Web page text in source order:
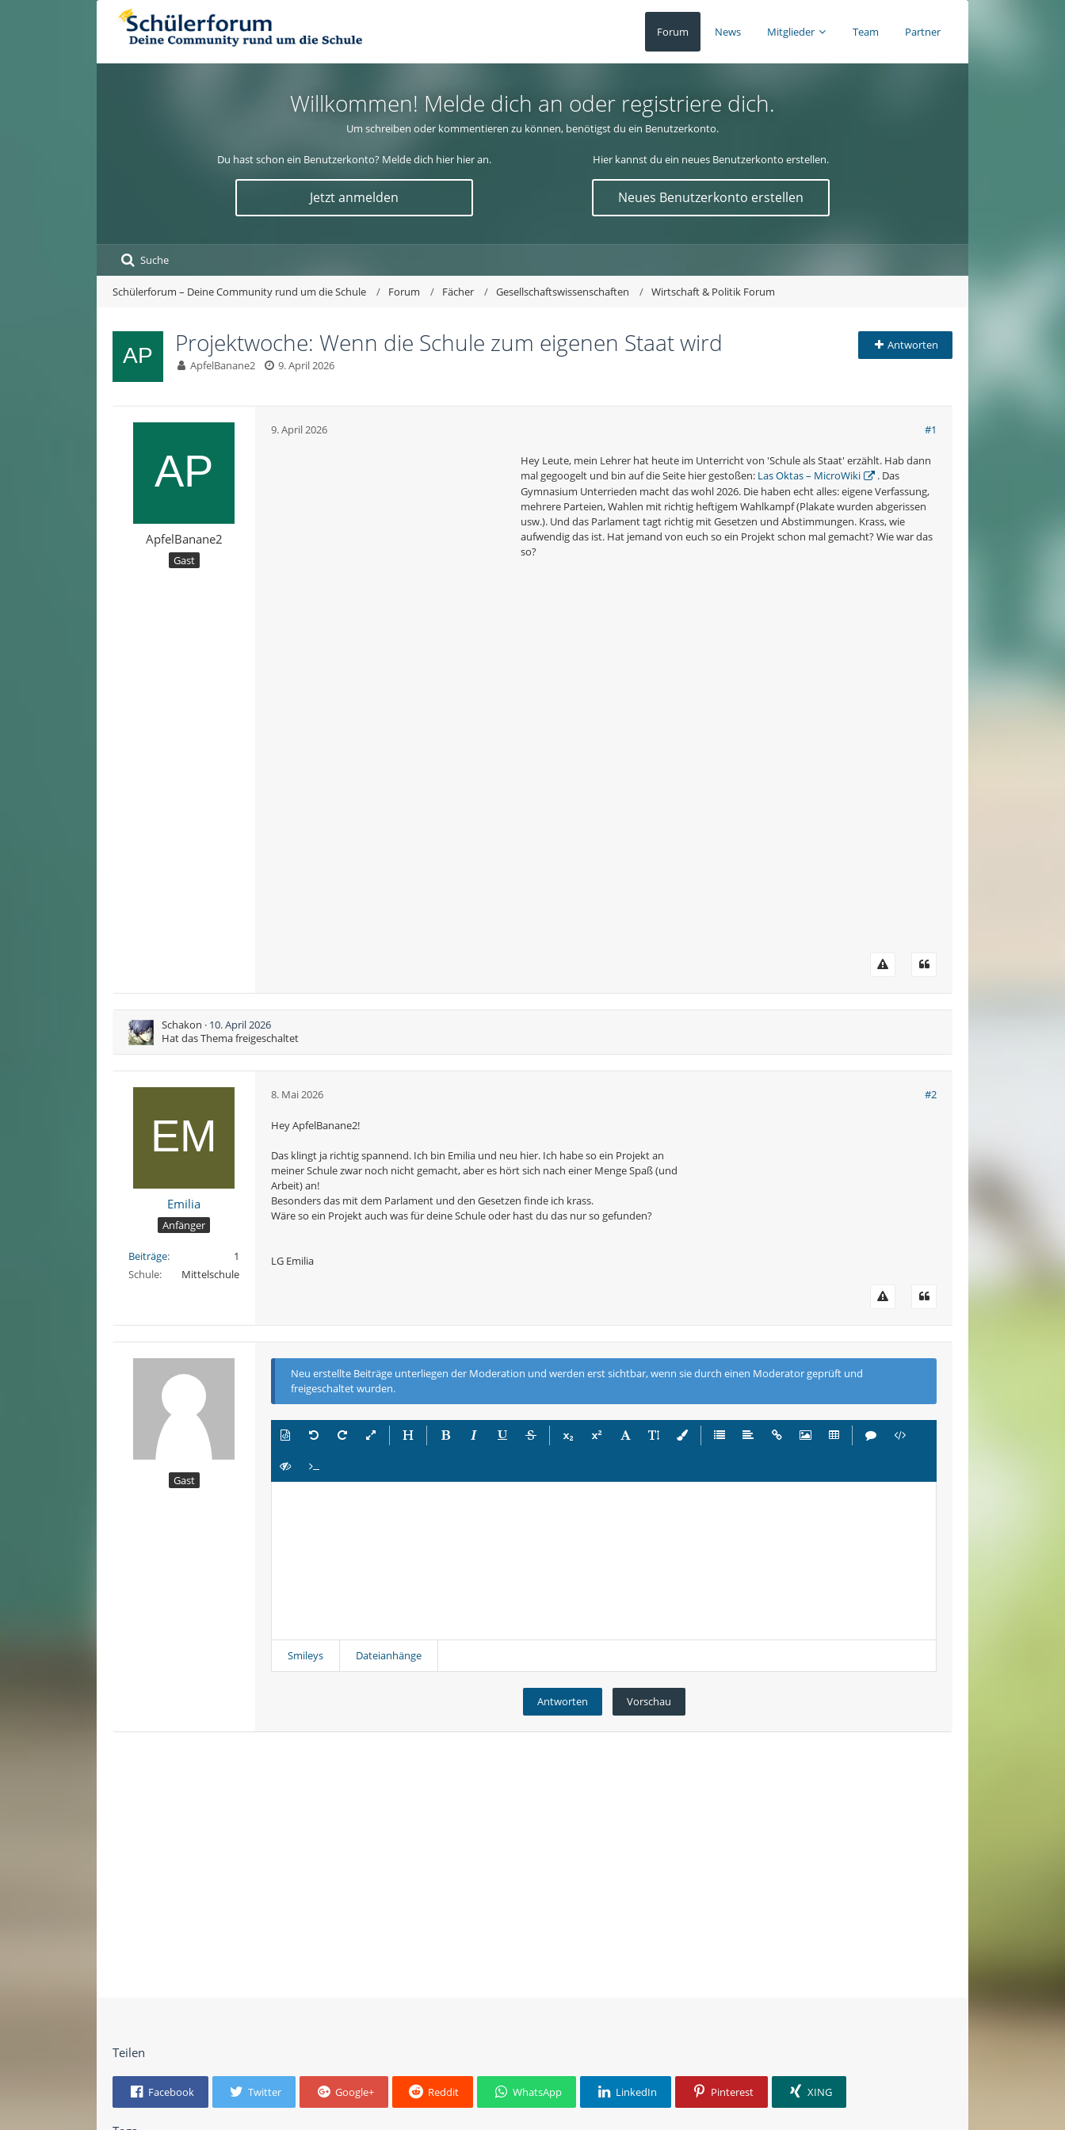
Forum News Mitglieder Team Partner
Willkommen! Melde dich an oder registriere dich.
Um schreiben oder kommentieren zu können, benötigst du ein Benutzerkonto.
Du hast schon ein Benutzerkonto? Melde dich hier hier an.
Jetzt anmelden
Hier kannst du ein neues Benutzerkonto erstellen.
Neues Benutzerkonto erstellen
Suche
Schülerforum – Deine Community rund um die Schule Forum Fächer Gesellschaftswissenschaften Wirtschaft & Politik Forum
Projektwoche: Wenn die Schule zum eigenen Staat wird
ApfelBanane2 9. April 2026
Antworten
ApfelBanane2
Gast
9. April 2026 #1
Hey Leute, mein Lehrer hat heute im Unterricht von 'Schule als Staat' erzählt. Hab dann
mal gegoogelt und bin auf die Seite hier gestoßen: Las Oktas – MicroWiki
. Das
Gymnasium Unterrieden macht das wohl 2026. Die haben echt alles: eigene Verfassung,
mehrere Parteien, Wahlen mit richtig heftigem Wahlkampf (Plakate wurden abgerissen
usw.). Und das Parlament tagt richtig mit Gesetzen und Abstimmungen. Krass, wie
aufwendig das ist. Hat jemand von euch so ein Projekt schon mal gemacht? Wie war das
so?
Schakon
10. April 2026
Hat das Thema freigeschaltet
Emilia
Anfänger
Beiträge
1
Schule
Mittelschule
8. Mai 2026 #2
Hey ApfelBanane2!
Das klingt ja richtig spannend. Ich bin Emilia und neu hier. Ich habe so ein Projekt an
meiner Schule zwar noch nicht gemacht, aber es hört sich nach einer Menge Spaß (und
Arbeit) an!
Besonders das mit dem Parlament und den Gesetzen finde ich krass.
Wäre so ein Projekt auch was für deine Schule oder hast du das nur so gefunden?
LG Emilia
Gast
Neu erstellte Beiträge unterliegen der Moderation und werden erst sichtbar, wenn sie durch einen Moderator geprüft und
freigeschaltet wurden.
Smileys Dateianhänge
Antworten Vorschau
Teilen
Facebook Twitter Google+ Reddit WhatsApp LinkedIn Pinterest XING